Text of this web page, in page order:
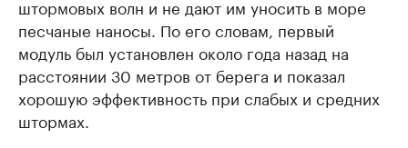
штормовых волн и не дают им уносить в море
песчаные наносы. По его словам, первый
модуль был установлен около года назад на
расстоянии 30 метров от берега и показал
хорошую эффективность при слабых и средних
штормах.